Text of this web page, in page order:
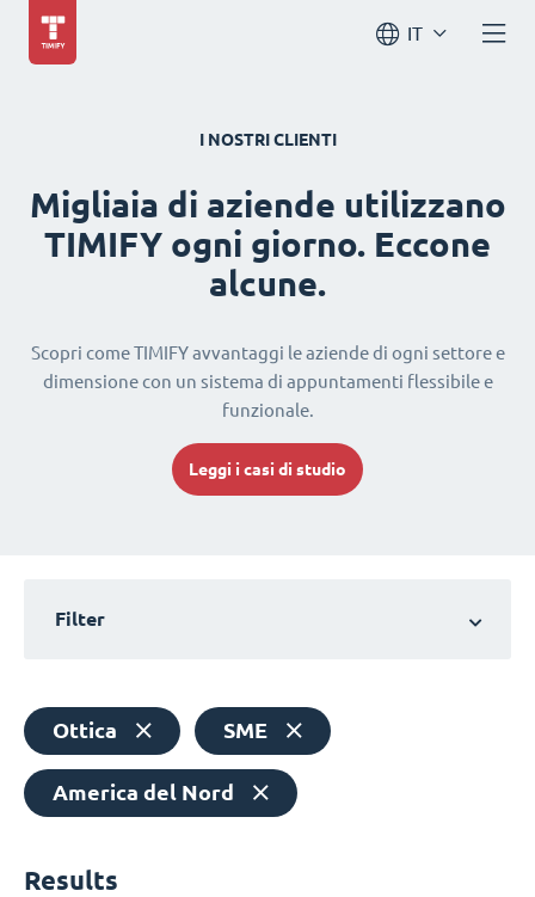
IT
I NOSTRI CLIENTI
Migliaia di aziende utilizzano
TIMIFY ogni giorno. Eccone
alcune.
Scopri come TIMIFY avvantaggi le aziende di ogni settore e
dimensione con un sistema di appuntamenti flessibile e
funzionale.
Leggi i casi di studio
Filter
Ottica SME
America del Nord
Results